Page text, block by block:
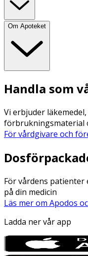
Om Apoteket
Handla som
Vi erbjuder
förbrukningsmaterial
För vårdgivare och
För vårdens
på din medicin
Läs mer om Apodos
Ladda ner vår app